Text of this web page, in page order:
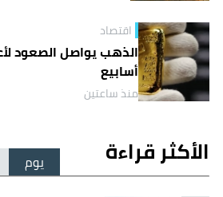
اقتصاد
أسابيع
منذ ساعتين
الأكثر قراءة يوم